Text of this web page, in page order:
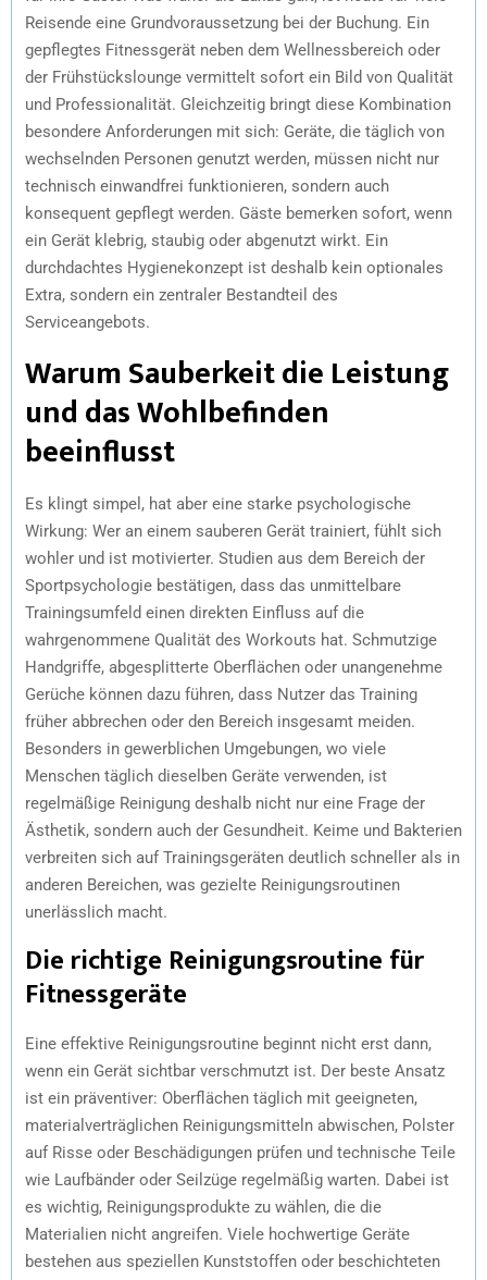
Reisende eine Grundvoraussetzung bei der Buchung. Ein
gepflegtes Fitnessgerät neben dem Wellnessbereich oder
der Frühstückslounge vermittelt sofort ein Bild von Qualität
und Professionalität. Gleichzeitig bringt diese Kombination
besondere Anforderungen mit sich: Geräte, die täglich von
wechselnden Personen genutzt werden, müssen nicht nur
technisch einwandfrei funktionieren, sondern auch
konsequent gepflegt werden. Gäste bemerken sofort, wenn
ein Gerät klebrig, staubig oder abgenutzt wirkt. Ein
durchdachtes Hygienekonzept ist deshalb kein optionales
Extra, sondern ein zentraler Bestandteil des
Serviceangebots.
Warum Sauberkeit die Leistung
und das Wohlbefinden
beeinflusst
Es klingt simpel, hat aber eine starke psychologische
Wirkung: Wer an einem sauberen Gerät trainiert, fühlt sich
wohler und ist motivierter. Studien aus dem Bereich der
Sportpsychologie bestätigen, dass das unmittelbare
Trainingsumfeld einen direkten Einfluss auf die
wahrgenommene Qualität des Workouts hat. Schmutzige
Handgriffe, abgesplitterte Oberflächen oder unangenehme
Gerüche können dazu führen, dass Nutzer das Training
früher abbrechen oder den Bereich insgesamt meiden.
Besonders in gewerblichen Umgebungen, wo viele
Menschen täglich dieselben Geräte verwenden, ist
regelmäßige Reinigung deshalb nicht nur eine Frage der
Ästhetik, sondern auch der Gesundheit. Keime und Bakterien
verbreiten sich auf Trainingsgeräten deutlich schneller als in
anderen Bereichen, was gezielte Reinigungsroutinen
unerlässlich macht.
Die richtige Reinigungsroutine für
Fitnessgeräte
Eine effektive Reinigungsroutine beginnt nicht erst dann,
wenn ein Gerät sichtbar verschmutzt ist. Der beste Ansatz
ist ein präventiver: Oberflächen täglich mit geeigneten,
materialverträglichen Reinigungsmitteln abwischen, Polster
auf Risse oder Beschädigungen prüfen und technische Teile
wie Laufbänder oder Seilzüge regelmäßig warten. Dabei ist
es wichtig, Reinigungsprodukte zu wählen, die die
Materialien nicht angreifen. Viele hochwertige Geräte
bestehen aus speziellen Kunststoffen oder beschichteten